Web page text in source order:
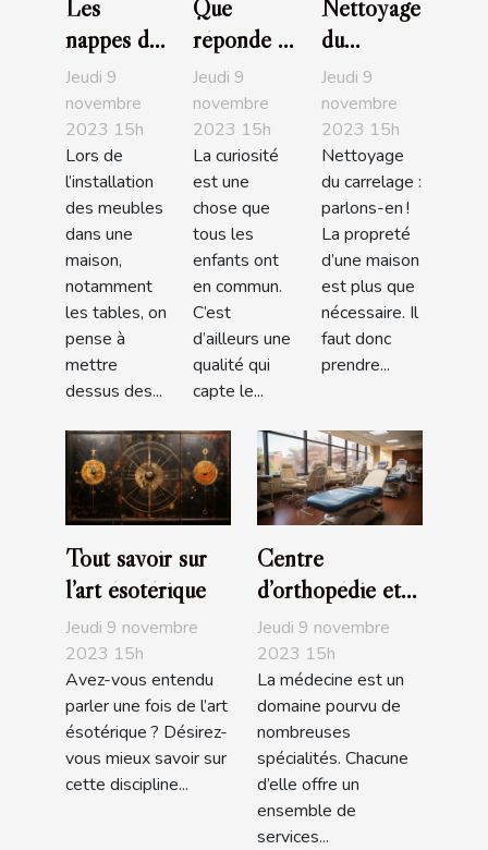
Les
nappes de
table :
parlons-
en !
Jeudi 9
novembre
2023 15h
Lors de
l’installation
des meubles
dans une
maison,
notamment
les tables, on
pense à
mettre
dessus des...
Que
réponde à
l’enfant
qui
demande
l’origine
des bébés
?
Jeudi 9
novembre
2023 15h
La curiosité
est une
chose que
tous les
enfants ont
en commun.
C’est
d’ailleurs une
qualité qui
capte le...
Nettoyage
du
carrelage :
parlons-
en !
Jeudi 9
novembre
2023 15h
Nettoyage
du carrelage :
parlons-en !
La propreté
d’une maison
est plus que
nécessaire. Il
faut donc
prendre...
Tout savoir sur
l’art ésotérique
Jeudi 9 novembre
2023 15h
Avez-vous entendu
parler une fois de l’art
ésotérique ? Désirez-
vous mieux savoir sur
cette discipline...
Centre
d’orthopédie et
de podologie
Ortho Center
Jeudi 9 novembre
2023 15h
La médecine est un
domaine pourvu de
nombreuses
spécialités. Chacune
d’elle offre un
ensemble de
services...